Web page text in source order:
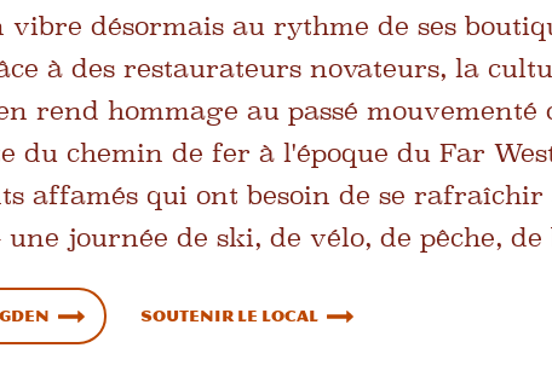
vibre désormais au rythme de ses
à des restaurateurs novateurs, la
rend hommage au passé
du chemin de fer à l'époque du Far
affamés qui ont besoin de se rafraîchir
journée de ski, de vélo, de pêche, de
Soutenir le local